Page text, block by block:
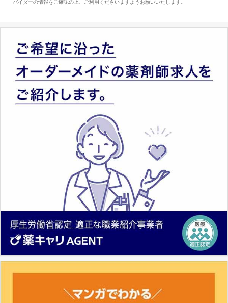
バイダーの情報をご確認の上、ご利用くださいますようお願いいたします。